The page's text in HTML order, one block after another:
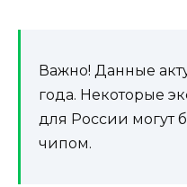
Важно! Данные
года. Некоторые
для России могут
чипом.